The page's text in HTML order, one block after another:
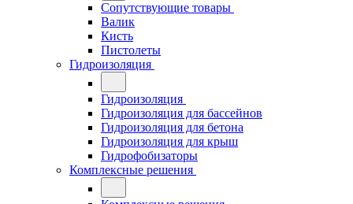
Сопутствующие товары
Валик
Кисть
Пистолеты
Гидроизоляция
Гидроизоляция
Гидроизоляция для бассейнов
Гидроизоляция для бетона
Гидроизоляция для крыш
Гидрофобизаторы
Комплексные решения